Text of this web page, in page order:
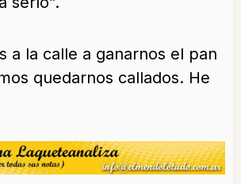
a la calle a ganarnos el pan
quedarnos callados. He